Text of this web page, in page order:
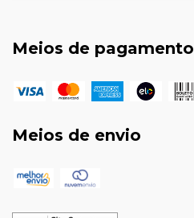
Meios de pagamento
Meios de envio